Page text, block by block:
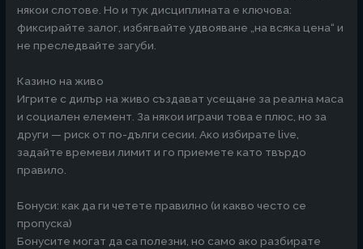
някои слотове. Но и тук дисциплината е ключова:
фиксирайте залог, избягвайте удвояване „на всяка цена“ и
не преследвайте загуби.
Казино на живо
Игрите с дилър на живо създават усещане за реална маса
и социален елемент. За някои играчи това е плюс, но за
други — риск от по-дълги сесии. Ако избирате live,
задайте времеви лимит и го приемете като твърдо
правило.
Бонуси: как да ги четете правилно (и какво често се
пропуска)
Бонусите могат да са полезни, но само ако разбирате